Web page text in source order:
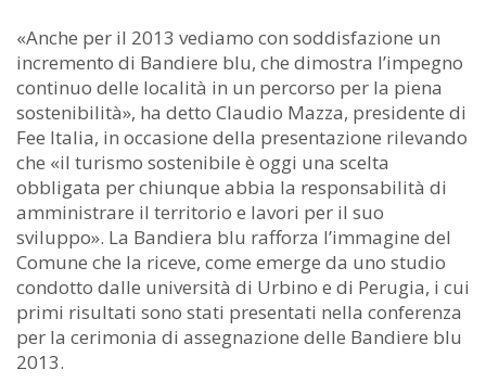
«Anche per il 2013 vediamo con soddisfazione un
incremento di Bandiere blu, che dimostra l’impegno
continuo delle località in un percorso per la piena
sostenibilità», ha detto Claudio Mazza, presidente di
Fee Italia, in occasione della presentazione rilevando
che «il turismo sostenibile è oggi una scelta
obbligata per chiunque abbia la responsabilità di
amministrare il territorio e lavori per il suo
sviluppo». La Bandiera blu rafforza l’immagine del
Comune che la riceve, come emerge da uno studio
condotto dalle università di Urbino e di Perugia, i cui
primi risultati sono stati presentati nella conferenza
per la cerimonia di assegnazione delle Bandiere blu
2013.